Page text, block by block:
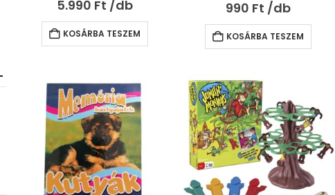
5.990 Ft
KOSÁRBA TESZEM
990 Ft
KOSÁRBA TESZEM